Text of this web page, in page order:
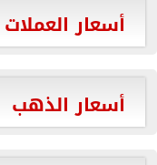
أسعار العملات
أسعار الذهب